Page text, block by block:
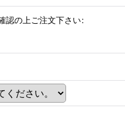
認の上ご注文下さい: